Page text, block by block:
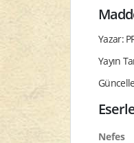
Yazar:
Yayın
Nefes